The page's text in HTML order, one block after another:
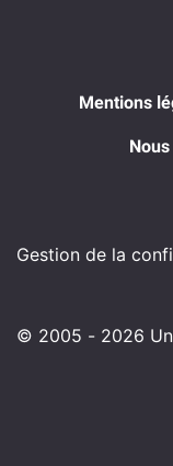
Mentions
Gestion de la
© 2005 - 2026